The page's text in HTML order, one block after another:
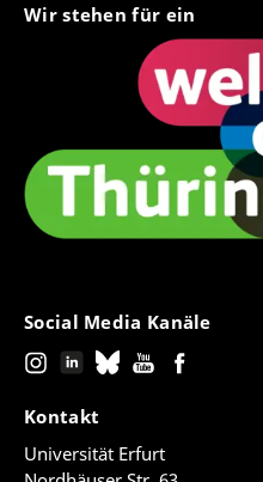
Wir stehen für ein
Social Media Kanäle
Kontakt
Universität Erfurt